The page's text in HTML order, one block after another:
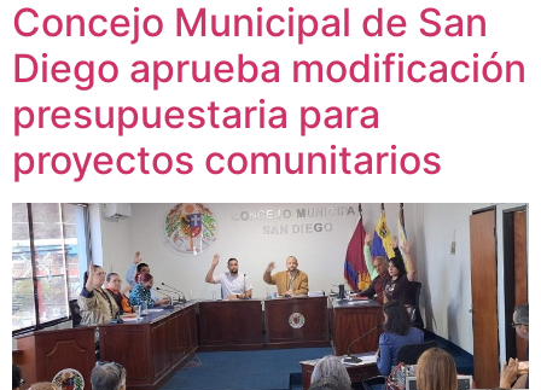
Concejo Municipal de San
Diego aprueba modificación
presupuestaria para
proyectos comunitarios